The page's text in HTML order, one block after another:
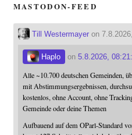
MASTODON-FEED
Till Westermayeron
Haplo on 5.8.2026,
Alle ~10.700 deutschen Gemeinden,
mit Abstimmungsergebnissen,
kostenlos, ohne Account, ohne
Gemeinde oder deine Themen
Aufbauend auf dem OParl-Standard